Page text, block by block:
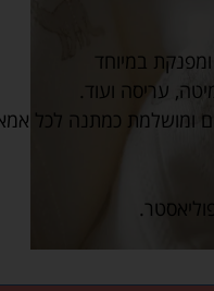
במיוחד
עריסה ועוד.
ומושלמת כמתנה לכל